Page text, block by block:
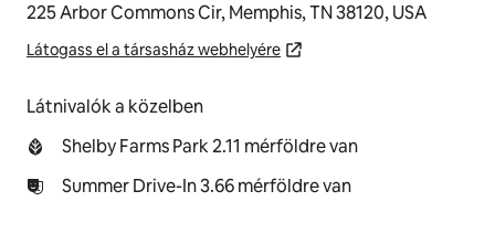
225 Arbor Commons Cir, Memphis, TN 38120, USA
Látogass el a társasház webhelyére
Látnivalók a közelben
Shelby Farms Park 2.11 mérföldre van
Summer Drive-In 3.66 mérföldre van